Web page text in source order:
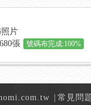
片
張
號碼布完成:100%
常見問